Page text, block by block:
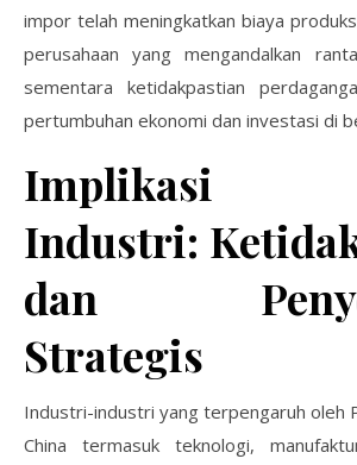
impor telah meningkatkan biaya
perusahaan yang mengandalkan
sementara ketidakpastian
pertumbuhan ekonomi dan investasi di
Implikasi
Industri:
dan
Strategis
Industri-industri yang terpengaruh oleh
China termasuk teknologi,